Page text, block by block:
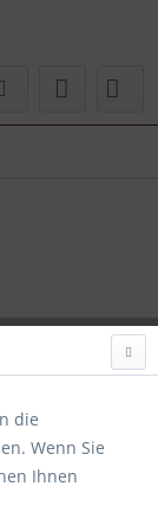
die
Wenn Sie
Ihnen